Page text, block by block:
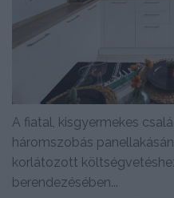
A fiatal, kisgyermekes
háromszobás
korlátozott
berendezésében...